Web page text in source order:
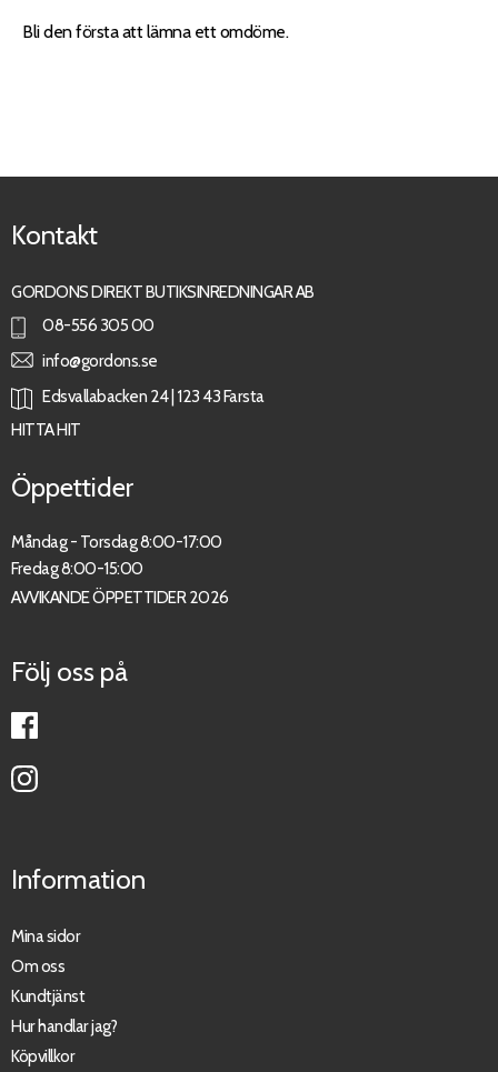
Bli den första att lämna ett omdöme.
Kontakt
GORDONS DIREKT BUTIKSINREDNINGAR AB
08-556 305 00
info@gordons.se
Edsvallabacken 24 | 123 43 Farsta
HITTA HIT
Öppettider
Måndag - Torsdag 8:00-17:00
Fredag 8:00-15:00
AVVIKANDE ÖPPETTIDER 2026
Följ oss på
Information
Mina sidor
Om oss
Kundtjänst
Hur handlar jag?
Köpvillkor